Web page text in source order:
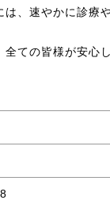
、速やかに診療
ての皆様が安心